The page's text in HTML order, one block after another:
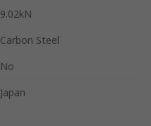
9.02kN
Carbon Steel
No
Japan